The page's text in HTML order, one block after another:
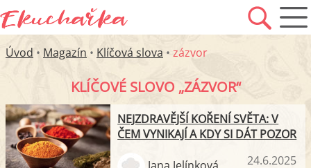
Úvod • Magazín • Klíčová slova • zázvor
KLÍČOVÉ SLOVO „ZÁZVOR“
NEJZDRAVĚJŠÍ KOŘENÍ SVĚTA: V
ČEM VYNIKAJÍ A KDY SI DÁT POZOR
24.6.2025